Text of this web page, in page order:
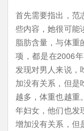
首先需要指出，范
些内容，她很可能
脂肪含量，与体重
项，都是在2006
发现对男人来说，
加没有关系，但是
越多，体重也越重
年妇女，他们也发
增加没有关系，但